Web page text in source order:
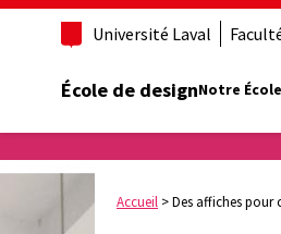
Université Laval
École de designNotre École
Accueil >Des affiches pour